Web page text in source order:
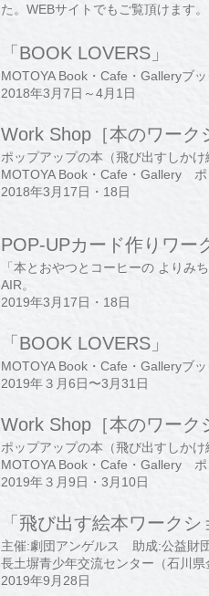
た。WEBサイトでもご覧頂けます
「BOOK LOVERS」
MOTOYA Book・Cafe・Galleryブ
2018年3月7日～4月1日
Work Shop［本のワーク
ポップアップの本（飛び出すしかけ
MOTOYA Book・Cafe・Gallery
2018年3月17日・18日
POP-UPカード作りワー
「本とおやつとコーヒーの よりみ
AIR。
2019年3月17日・18日
「BOOK LOVERS」
MOTOYA Book・Cafe・Galleryブ
2019年３月6日〜3月31日
Work Shop［本のワーク
ポップアップの本（飛び出すしかけ
MOTOYA Book・Cafe・Gallery
2019年３月9日・3月10日
「飛び出す絵本ワークシ
主催:劇団アンゲルス 助成:公益財
長土塀青少年交流センター（石川県
2019年9月28日